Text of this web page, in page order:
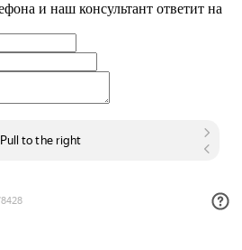
и наш консультант ответит на